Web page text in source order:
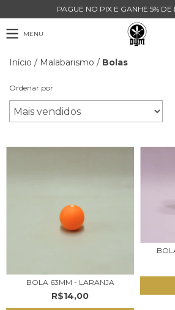
PAGUE NO PIX E GANHE 5% DE
MENU
Início / Malabarismo / Bolas
Ordenar por
BOLA 63MM - LARANJA
R$14,00